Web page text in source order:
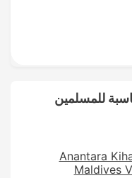
للمسلمين
Anantara
Maldives